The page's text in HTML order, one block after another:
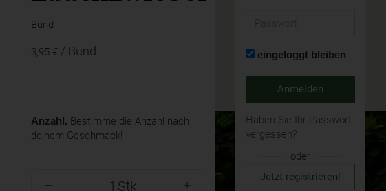
Bund
3,95 € / Bund
Anzahl. Bestimme die Anzahl nach
deinem Geschmack!
Stk
eingeloggt bleiben
Anmelden
Haben Sie Ihr Passwort
vergessen?
oder
Jetzt registrieren!